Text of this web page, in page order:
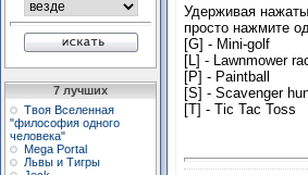
7 лучших
Твоя Вселенная
"философия одного
человека"
Mega Portal
Львы и Тигры
Удерживая
просто нажмите
[G] - Mini-golf
[L] - Lawnmower
[P] - Paintball
[S] - Scavenger
[T] - Tic Tac Toss